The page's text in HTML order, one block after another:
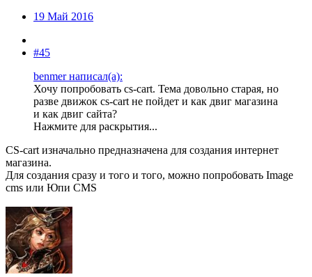
19 Май 2016
#45
benmer написал(а):
Хочу попробовать cs-cart. Тема довольно старая, но
разве движок cs-cart не пойдет и как двиг магазина
и как двиг сайта?
Нажмите для раскрытия...
CS-cart изначально предназначена для создания интернет
магазина.
Для создания сразу и того и того, можно попробовать Image
cms или Юпи CMS